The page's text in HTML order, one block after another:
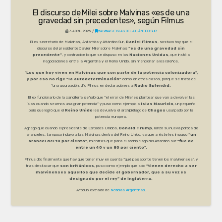
El discurso de Milei sobre Malvinas «es de una
gravedad sin precedentes», según Filmus
3 ABRIL, 2025 MALVINAS E ISLAS DEL ATLÁNTICO SUR
El ex secretario de Malvinas, Antártida y Atlántico Sur, Daniel Filmus
, sostuvo hoy que el
discurso del presidente Javier Milei sobre Malvinas “es de una gravedad sin
precedente”, y contradice lo que se dispuso en las Naciones Unidas , que instó a
negociaciones entre la Argentina y el Reino Unido, sin mencionar a los isleños.
“Los que hoy viven en Malvinas que son parte de la potencia colonizadora”,
y por eso no rige “la autodeterminación”como en otros casos, porque se trata de
“una usurpación, dijo Filmus en declaraciones a Radio Splendid.
El ex funcionario de la cancillería señaló que “el error de Milei es plantear que van a devolver las
islas cuando seamos una gran potencia” y puso como ejemplo a Islas Mauricio , un pequeño
país que logró que el Reino Unido les devuelva el archipiélago de Chagos usurpado por la
potencia europea.
Agregó que cuando el presidente de Estados Unidos, Donald Trump, lanzó su nueva política de
aranceles, tampoco incluyo a las Malvinas dentro del Reino Unido, ya que a éste les impuso “un
arancel del 10 por ciento”, mientras que para el archipiélago del Atlántico sur “fue de
entre un 40 y un 80 por ciento”.
Filmus dijo finalmente que hay que tener muy en cuenta “qué pasaporte tienen los malvinenses”, y
tras destacar que son británicos , puso como ejemplo que solo “tienen derecho a ser
malvinenses aquellos que decide el gobernador, que a su vez es
designado por el rey” de Inglaterra.
Artículo extraído de Noticias Argentinas.